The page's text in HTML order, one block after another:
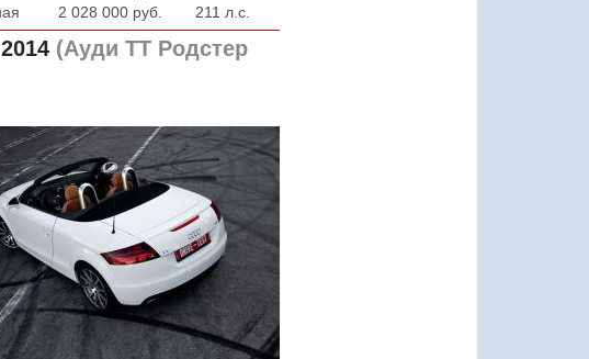
2 028 000 руб. 211 л.с.
(Ауди ТТ Родстер